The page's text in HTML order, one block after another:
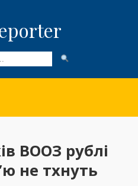
ВООЗ рублі
не тхнуть